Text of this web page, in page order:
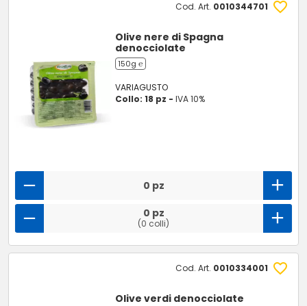
Cod. Art. 0010344701
Olive nere di Spagna
denocciolate
150g ℮
VARIAGUSTO
Collo: 18 pz -IVA 10%
0 pz
0 pz
(0 colli)
Cod. Art. 0010334001
Olive verdi denocciolate